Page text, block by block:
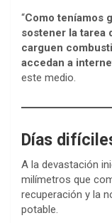
“Como teníamos
sostener la tarea
carguen
accedan a
este medio.
Días
A la devastación
milímetros que
recuperación y la
potable.